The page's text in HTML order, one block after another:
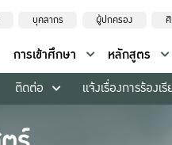
บุคลากร ผู้ปกครอง
การเข้าศึกษา หลักสูตร
ติดต่อ แจ้งเรื่องการร้องเ